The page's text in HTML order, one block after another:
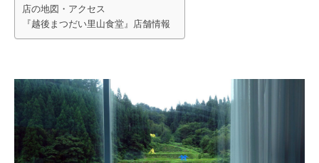
店の地図・アクセス
『越後まつだい里山食堂』店舗情報